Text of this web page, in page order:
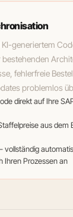
generiertem
fehlerfreie
problemlos
direkt auf Ihre
aus dem
vollständig
Ihren Prozessen an